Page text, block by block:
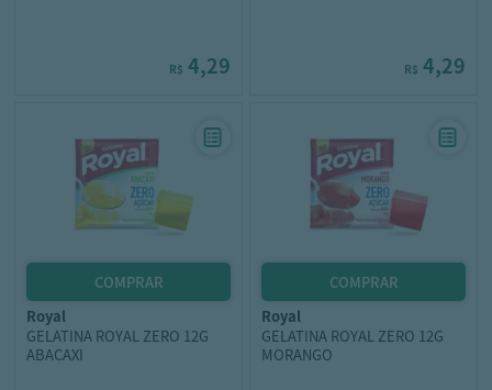
R$ 4,29 R$ 4,29
royal
GELATINA ROYAL ZERO 12G
ABACAXI
royal
GELATINA ROYAL ZERO 12G
MORANGO